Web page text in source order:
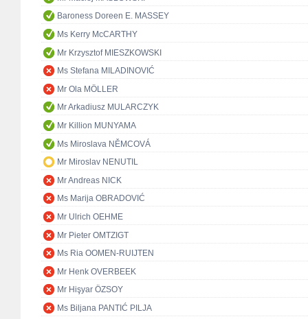
Baroness Doreen E. MASSEY
Ms Kerry McCARTHY
Mr Krzysztof MIESZKOWSKI
Ms Stefana MILADINOVIĆ
Mr Ola MÖLLER
Mr Arkadiusz MULARCZYK
Mr Killion MUNYAMA
Ms Miroslava NĚMCOVÁ
Mr Miroslav NENUTIL
Mr Andreas NICK
Ms Marija OBRADOVIĆ
Mr Ulrich OEHME
Mr Pieter OMTZIGT
Ms Ria OOMEN-RUIJTEN
Mr Henk OVERBEEK
Mr Hişyar ÖZSOY
Ms Biljana PANTIĆ PILJA